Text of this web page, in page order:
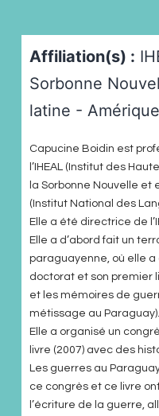
Affiliation(s) :
Sorbonne
latine -
Capucine Boidin est
l’IHEAL (Institut des
la Sorbonne Nouvelle et
(Institut National des
Elle a été directrice de
Elle a d’abord fait un
paraguayenne, où elle a
doctorat et son premier
et les mémoires de
métissage au Paraguay).
Elle a organisé un
livre (2007) avec des
Les guerres au
ce congrès et ce livre
l’écriture de la guerre,